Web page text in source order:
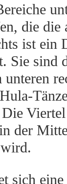
die
ist
Sie sind
der
sich